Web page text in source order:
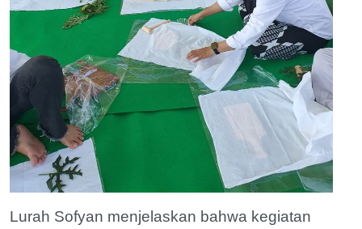
Lurah Sofyan menjelaskan bahwa kegiatan